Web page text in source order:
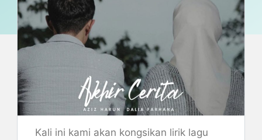
Kali ini kami akan kongsikan lirik lagu